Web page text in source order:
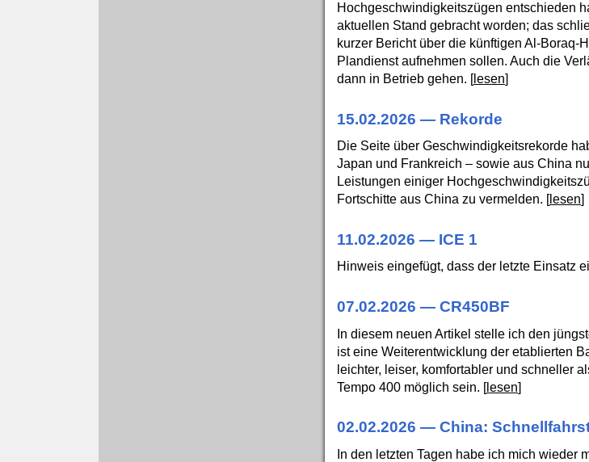
Hochgeschwindigkeitszügen entschieden
aktuellen Stand gebracht worden; das
kurzer Bericht über die künftigen Al-
Plandienst aufnehmen sollen. Auch die
dann in Betrieb gehen. [lesen]
15.02.2026 — Rekorde
Die Seite über Geschwindigkeitsrekorde
Japan und Frankreich – sowie aus China
Leistungen einiger
Fortschitte aus China zu vermelden. [lesen]
11.02.2026 — ICE 1
Hinweis eingefügt, dass der letzte Einsatz
07.02.2026 — CR450BF
In diesem neuen Artikel stelle ich den
ist eine Weiterentwicklung der etablierten
leichter, leiser, komfortabler und schneller
Tempo 400 möglich sein. [lesen]
02.02.2026 — China:
In den letzten Tagen habe ich mich wieder